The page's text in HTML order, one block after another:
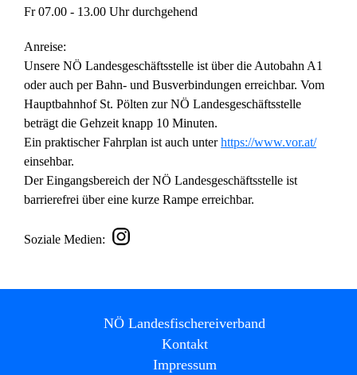
NÖ Landesfischereiverband
Kontakt
Impressum
Fr 07.00 - 13.00 Uhr durchgehend
Anreise:
Unsere NÖ Landesgeschäftsstelle ist über die Autobahn A1
oder auch per Bahn- und Busverbindungen erreichbar. Vom
Hauptbahnhof St. Pölten zur NÖ Landesgeschäftsstelle
beträgt die Gehzeit knapp 10 Minuten.
Ein praktischer Fahrplan ist auch unterhttps://www.vor.at/
einsehbar.
Der Eingangsbereich der NÖ Landesgeschäftsstelle ist
barrierefrei über eine kurze Rampe erreichbar.
Soziale Medien: